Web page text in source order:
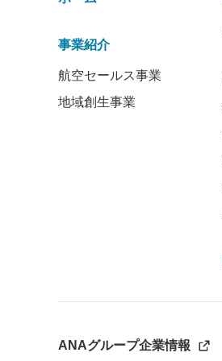
事業紹介
航空セールス事業
地域創生事業
ANAグループ企業情報